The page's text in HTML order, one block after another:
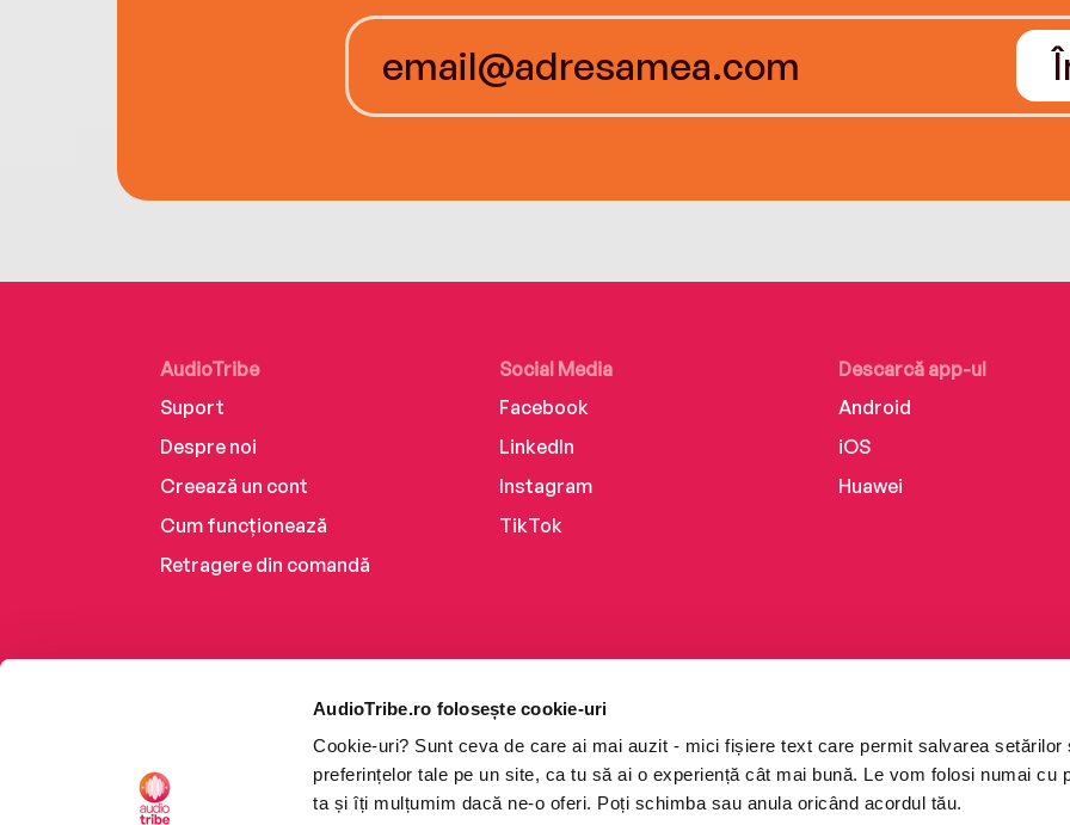
AudioTribe.ro folosește cookie-uri
Cookie-uri? Sunt ceva de care ai mai auzit - mici fișiere text care permit salvarea setărilor
preferințelor tale pe un site, ca tu să ai o experiență cât mai bună. Le vom folosi numai cu
ta și îți mulțumim dacă ne-o oferi. Poți schimba sau anula oricând acordul tău.
AudioTribe
Suport
Despre noi
Creează un cont
Cum funcționează
Retragere din comandă
Social Media
Facebook
LinkedIn
Instagram
TikTok
Descarcă app-ul
Android
iOS
Huawei